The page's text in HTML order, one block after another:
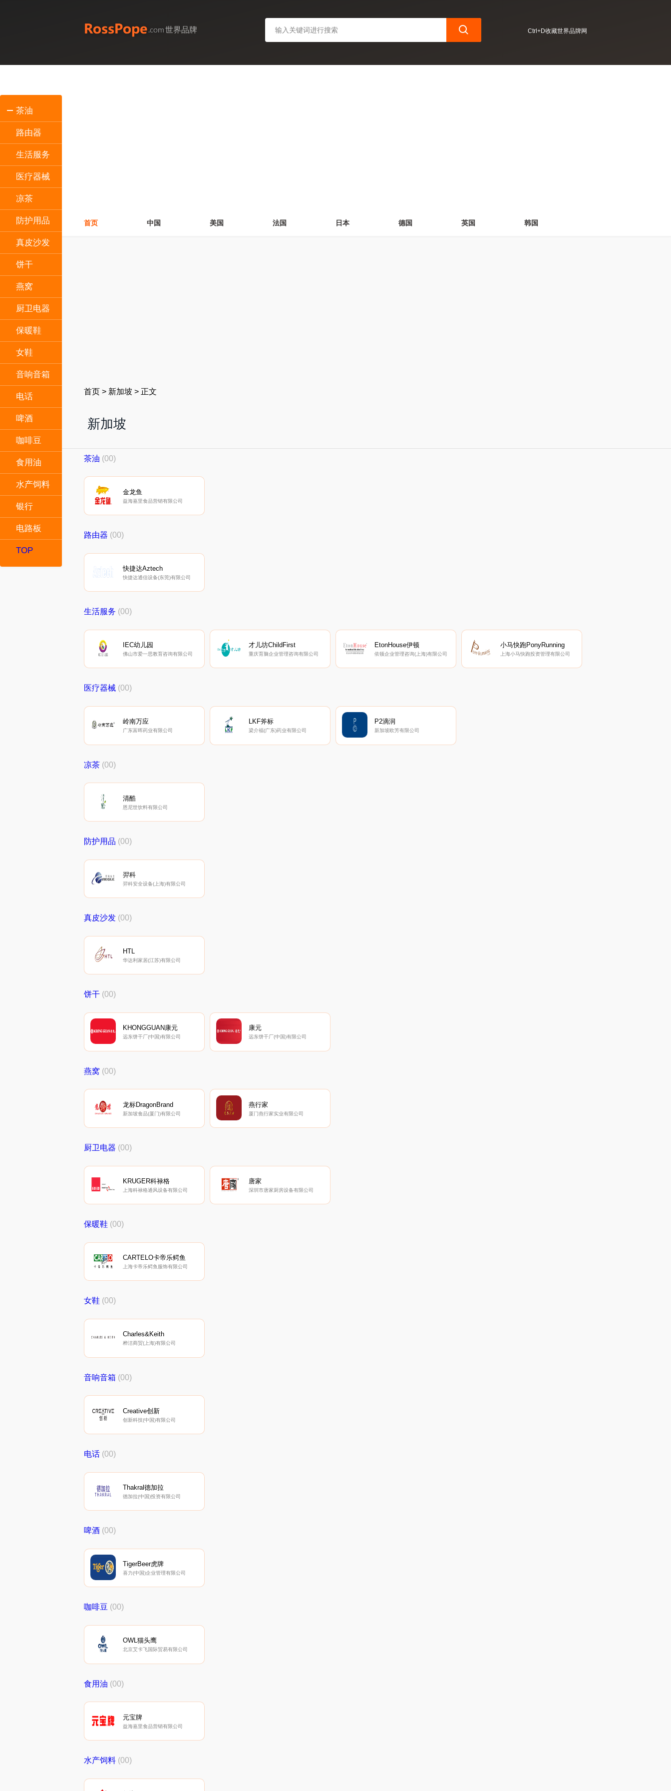
世界品牌 Ctrl+D收藏世界品牌网
首页 中国 美国 法国 日本 德国 英国 韩国
首页 > 新加坡 > 正文
新加坡
茶油
路由器
生活服务
医疗器械
凉茶
防护用品
真皮沙发
饼干
燕窝
厨卫电器
保暖鞋
女鞋
音响音箱
电话
啤酒
咖啡豆
食用油
水产饲料
银行
电路板
TOP
茶油 (00)
金龙鱼
益海嘉里食品营销有限公司
路由器 (00)
快捷达Aztech
快捷达通信设备(东莞)有限公司
生活服务 (00)
IEC幼儿园
佛山市爱一思教育咨询有限公司
才儿坊ChildFirst
重庆育脑企业管理咨询有限公司
EtonHouse伊顿
依顿企业管理咨询(上海)有限公司
小马快跑PonyRunning
上海小马快跑投资管理有限公司
医疗器械 (00)
岭南万应
广东富晖药业有限公司
LKF斧标
梁介福(广东)药业有限公司
P2滴润
新加坡欧芳有限公司
凉茶 (00)
清酷
恩尼世饮料有限公司
防护用品 (00)
羿科
羿科安全设备(上海)有限公司
真皮沙发 (00)
HTL
华达利家居(江苏)有限公司
饼干 (00)
KHONGGUAN康元
远东饼干厂(中国)有限公司
康元
远东饼干厂(中国)有限公司
燕窝 (00)
龙标DragonBrand
新加坡食品(厦门)有限公司
燕行家
厦门燕行家实业有限公司
厨卫电器 (00)
KRUGER科禄格
上海科禄格通风设备有限公司
唐家
深圳市唐家厨房设备有限公司
保暖鞋 (00)
CARTELO卡帝乐鳄鱼
上海卡帝乐鳄鱼服饰有限公司
女鞋 (00)
Charles&Keith
桦洁商贸(上海)有限公司
音响音箱 (00)
Creative创新
创新科技(中国)有限公司
电话 (00)
Thakral德加拉
德加拉(中国)投资有限公司
啤酒 (00)
TigerBeer虎牌
喜力(中国)企业管理有限公司
咖啡豆 (00)
OWL猫头鹰
北京艾卡飞国际贸易有限公司
食用油 (00)
元宝牌
益海嘉里食品营销有限公司
水产饲料 (00)